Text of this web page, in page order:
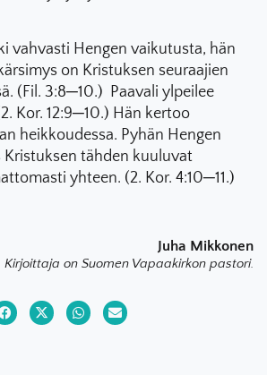
vahvasti Hengen vaikutusta, hän
on Kristuksen seuraajien
(Fil. 3:8─10.) Paavali ylpeilee
Kor. 12:9─10.) Hän kertoo
heikkoudessa. Pyhän Hengen
Kristuksen tähden kuuluvat
yhteen. (2. Kor. 4:10─11.)
Juha Mikkonen
Kirjoittaja on Suomen Vapaakirkon pastori.